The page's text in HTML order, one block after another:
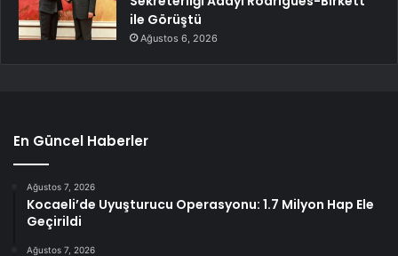
ile Görüştü
Ağustos 6, 2026
En Güncel Haberler
Ağustos 7, 2026
Kocaeli’de Uyuşturucu Operasyonu: 1.7 Milyon Hap Ele
Geçirildi
Ağustos 7, 2026